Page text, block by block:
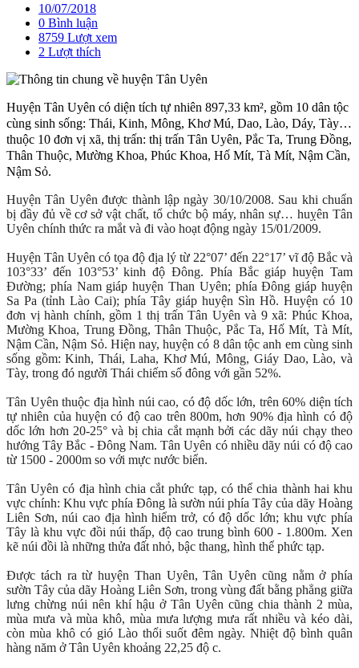
10/07/2018
0 Bình luận
8759 Lượt xem
2 Lượt thích
Huyện Tân Uyên có diện tích tự nhiên 897,33 km², gồm 10 dân tộc
cùng sinh sống: Thái, Kinh, Mông, Khơ Mú, Dao, Lào, Dáy, Tày…
thuộc 10 đơn vị xã, thị trấn: thị trấn Tân Uyên, Pắc Ta, Trung Đồng,
Thân Thuộc, Mường Khoa, Phúc Khoa, Hố Mít, Tà Mít, Nậm Cần,
Nậm Sỏ.
Huyện Tân Uyên được thành lập ngày 30/10/2008. Sau khi chuẩn
bị đầy đủ về cơ sở vật chất, tổ chức bộ máy, nhân sự… huỵên Tân
Uyên chính thức ra mắt và đi vào hoạt động ngày 15/01/2009.
Huyện Tân Uyên có tọa độ địa lý từ 22°07’ đến 22°17’ vĩ độ Bắc và
103°33’ đến 103°53’ kinh độ Đông. Phía Bắc giáp huyện Tam
Đường; phía Nam giáp huyện Than Uyên; phía Đông giáp huyện
Sa Pa (tỉnh Lào Cai); phía Tây giáp huyện Sìn Hồ. Huyện có 10
đơn vị hành chính, gồm 1 thị trấn Tân Uyên và 9 xã: Phúc Khoa,
Mường Khoa, Trung Đồng, Thân Thuộc, Pắc Ta, Hố Mít, Tà Mít,
Nậm Cần, Nậm Sỏ. Hiện nay, huyện có 8 dân tộc anh em cùng sinh
sống gồm: Kinh, Thái, Laha, Khơ Mú, Mông, Giáy Dao, Lào, và
Tày, trong đó người Thái chiếm số đông với gần 52%.
Tân Uyên thuộc địa hình núi cao, có độ dốc lớn, trên 60% diện tích
tự nhiên của huyện có độ cao trên 800m, hơn 90% địa hình có độ
dốc lớn hơn 20-25° và bị chia cắt mạnh bởi các dãy núi chạy theo
hướng Tây Bắc - Đông Nam. Tân Uyên có nhiều dãy núi có độ cao
từ 1500 - 2000m so với mực nước biển.
Tân Uyên có địa hình chia cắt phức tạp, có thể chia thành hai khu
vực chính: Khu vực phía Đông là sườn núi phía Tây của dãy Hoàng
Liên Sơn, núi cao địa hình hiểm trở, có độ dốc lớn; khu vực phía
Tây là khu vực đồi núi thấp, độ cao trung bình 600 - 1.800m. Xen
kẽ núi đồi là những thửa đất nhỏ, bậc thang, hình thể phức tạp.
Được tách ra từ huyện Than Uyên, Tân Uyên cũng nằm ở phía
sườn Tây của dãy Hoàng Liên Sơn, trong vùng đất bằng phẳng giữa
lưng chừng núi nên khí hậu ở Tân Uyên cũng chia thành 2 mùa,
mùa mưa và mùa khô, mùa mưa lượng mưa rất nhiều và kéo dài,
còn mùa khô có gió Lào thổi suốt đêm ngày. Nhiệt độ bình quân
hàng năm ở Tân Uyên khoảng 22,25 độ c.